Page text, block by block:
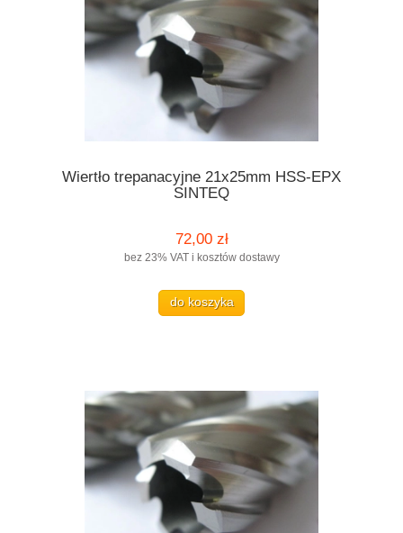
Wiertło trepanacyjne 21x25mm HSS-EPX
SINTEQ
72,00 zł
bez 23% VAT i kosztów dostawy
do koszyka